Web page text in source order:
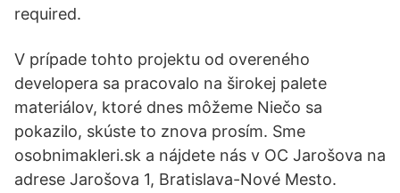
required.
V prípade tohto projektu od overeného
developera sa pracovalo na širokej palete
materiálov, ktoré dnes môžeme Niečo sa
pokazilo, skúste to znova prosím. Sme
osobnimakleri.sk a nájdete nás v OC Jarošova na
adrese Jarošova 1, Bratislava-Nové Mesto.